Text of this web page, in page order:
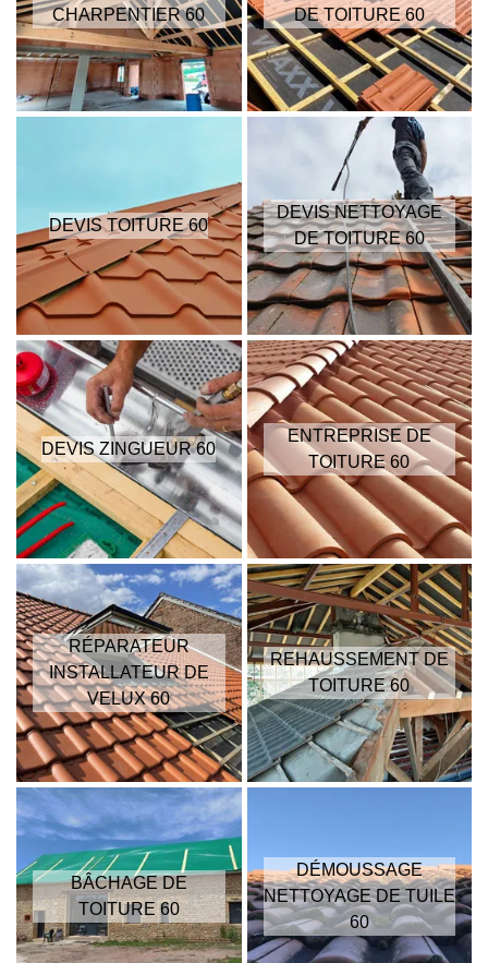
CHARPENTIER 60
DE TOITURE 60
DEVIS TOITURE 60
DEVIS NETTOYAGE
DE TOITURE 60
DEVIS ZINGUEUR 60
ENTREPRISE DE
TOITURE 60
RÉPARATEUR
INSTALLATEUR DE
VELUX 60
REHAUSSEMENT DE
TOITURE 60
BÂCHAGE DE
TOITURE 60
DÉMOUSSAGE
NETTOYAGE DE TUILE
60